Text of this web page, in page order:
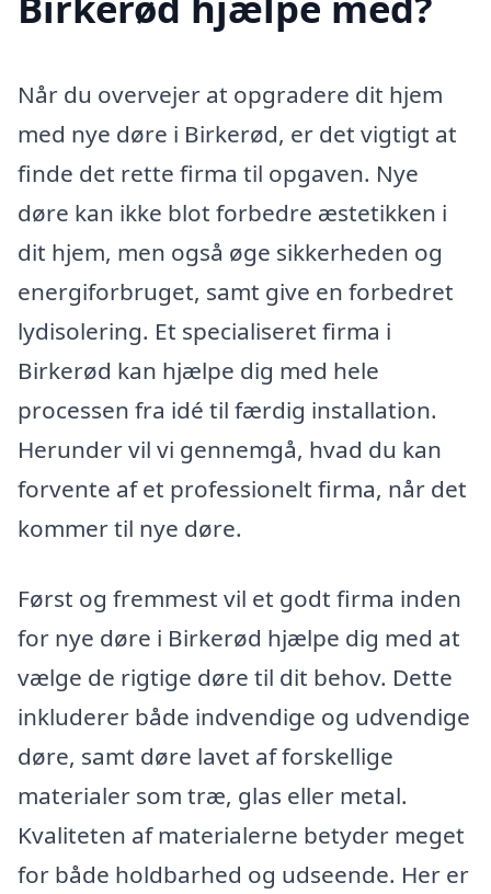
Når du overvejer at opgradere dit hjem
med nye døre i Birkerød, er det vigtigt at
finde det rette firma til opgaven. Nye
døre kan ikke blot forbedre æstetikken i
dit hjem, men også øge sikkerheden og
energiforbruget, samt give en forbedret
lydisolering. Et specialiseret firma i
Birkerød kan hjælpe dig med hele
processen fra idé til færdig installation.
Herunder vil vi gennemgå, hvad du kan
forvente af et professionelt firma, når det
kommer til nye døre.
Først og fremmest vil et godt firma inden
for nye døre i Birkerød hjælpe dig med at
vælge de rigtige døre til dit behov. Dette
inkluderer både indvendige og udvendige
døre, samt døre lavet af forskellige
materialer som træ, glas eller metal.
Kvaliteten af materialerne betyder meget
for både holdbarhed og udseende. Her er